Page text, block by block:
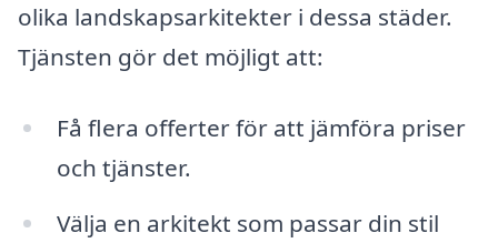
olika landskapsarkitekter i dessa städer.
Tjänsten gör det möjligt att:
Få flera offerter för att jämföra priser
och tjänster.
Välja en arkitekt som passar din stil